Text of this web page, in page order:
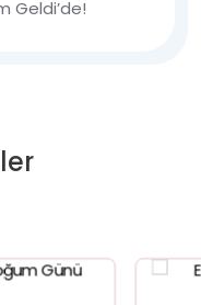
Geldi’de!